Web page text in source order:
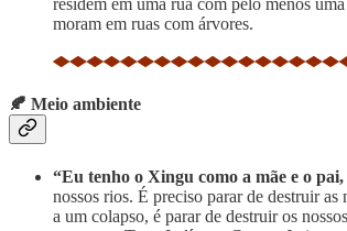
moram em ruas com árvores.
🍂 Meio ambiente
“Eu tenho o Xingu como a mãe e o
nossos rios. É preciso parar de destruir
a um colapso, é parar de destruir os